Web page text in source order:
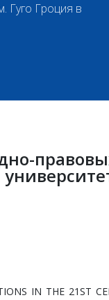
Гуго Гроция в
IN THE 21ST